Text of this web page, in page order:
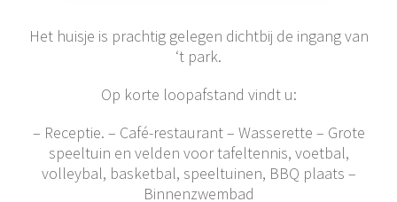
Het huisje is prachtig gelegen dichtbij de ingang van
‘t park.
Op korte loopafstand vindt u:
– Receptie. – Café-restaurant – Wasserette – Grote
speeltuin en velden voor tafeltennis, voetbal,
volleybal, basketbal, speeltuinen, BBQ plaats –
Binnenzwembad